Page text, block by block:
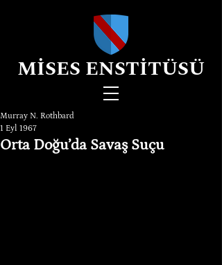
MİSES ENSTİTÜSÜ
Orta Doğu’da Savaş Suçu
Murray N. Rothbard
1 Eyl 1967